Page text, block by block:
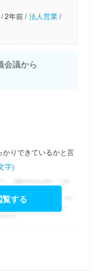
/2年前 / 法人営業/
議から
りできているかと言
字)
する